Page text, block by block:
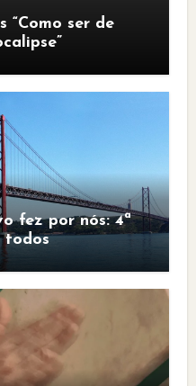
“Como ser de
fez por nós: 4ª
todos